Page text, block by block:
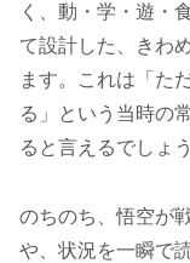
く、動・学・遊・
て設計した、きわ
ます。これは「た
る」という当時の
ると言えるでしょう
のちのち、悟空が
や、状況を一瞬で